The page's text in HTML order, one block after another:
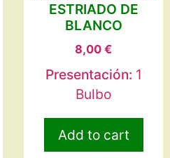
ESTRIADO DE
BLANCO
8,00 €
Presentación: 1
Bulbo
Add to cart